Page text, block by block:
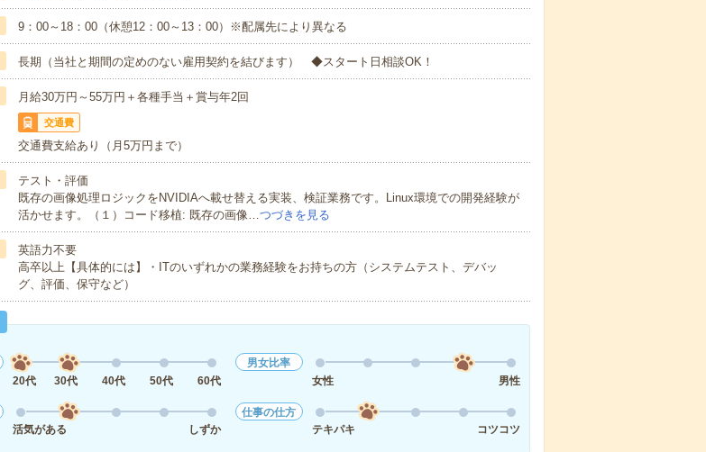
9：00～18：00（休憩12：00～13：00）※配属先により異なる
長期（当社と期間の定めのない雇用契約を結びます） ◆スタート日相談OK！
月給30万円～55万円＋各種手当＋賞与年2回
交通費
交通費支給あり（月5万円まで）
テスト・評価
既存の画像処理ロジックをNVIDIAへ載せ替える実装、検証業務です。Linux環境での開発経験が
活かせます。（１）コード移植: 既存の画像…つづきを見る
英語力不要
高卒以上【具体的には】・ITのいずれかの業務経験をお持ちの方（システムテスト、デバッ
グ、評価、保守など）
20代
30代 40代 50代 60代
男女比率
女性
男性
活気がある
しずか
仕事の仕方
テキパキ
コツコツ